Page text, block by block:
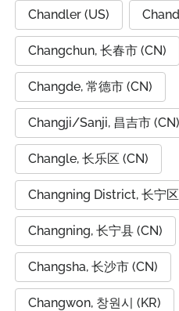
Chandler (US)
Changchun, 长春市 (CN)
Changde, 常德市 (CN)
Changji/Sanji, 昌吉市 (CN)
Changle, 长乐区 (CN)
Changning District, 长宁
Changning, 长宁县 (CN)
Changsha, 长沙市 (CN)
Changwon, 창원시 (KR)